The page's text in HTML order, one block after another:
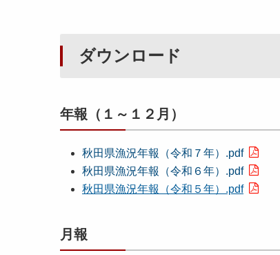
ダウンロード
年報（１～１２月）
秋田県漁況年報（令和７年）.pdf
秋田県漁況年報（令和６年）.pdf
秋田県漁況年報（令和５年）.pdf
月報